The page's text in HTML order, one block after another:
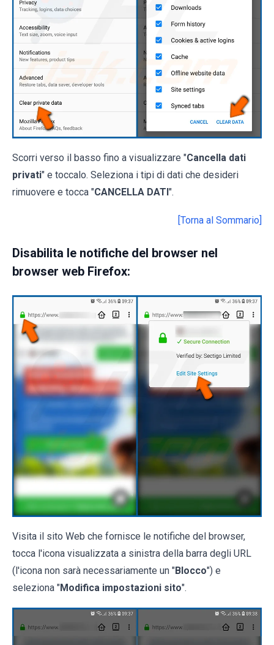
Scorri verso il basso fino a visualizzare "Cancella dati
privati" e toccalo. Seleziona i tipi di dati che desideri
rimuovere e tocca "CANCELLA DATI ".
[Torna al Sommario]
Disabilita le notifiche del browser nel
browser web Firefox:
Visita il sito Web che fornisce le notifiche del browser,
tocca l'icona visualizzata a sinistra della barra degli URL
(l'icona non sarà necessariamente un "Blocco") e
seleziona "Modifica impostazioni sito".